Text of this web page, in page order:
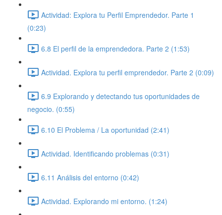
Actividad: Explora tu Perfil Emprendedor. Parte 1
(0:23)
6.8 El perfil de la emprendedora. Parte 2 (1:53)
Actividad. Explora tu perfil emprendedor. Parte 2 (0:09)
6.9 Explorando y detectando tus oportunidades de
negocio. (0:55)
6.10 El Problema / La oportunidad (2:41)
Actividad. Identificando problemas (0:31)
6.11 Análisis del entorno (0:42)
Actividad. Explorando mi entorno. (1:24)